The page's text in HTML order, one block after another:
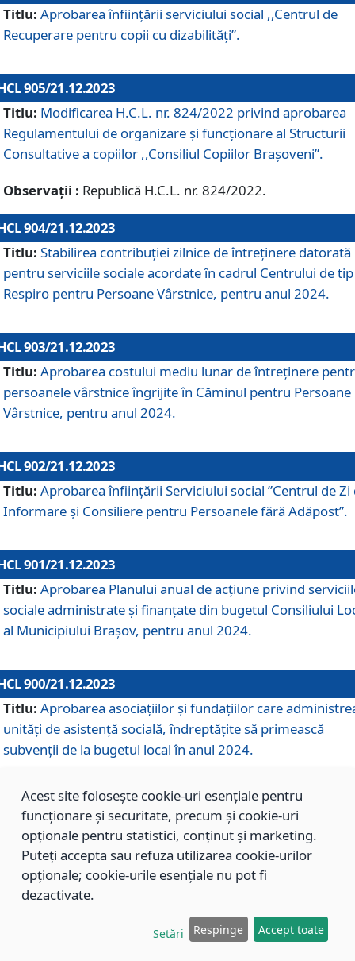
Titlu: Aprobarea înființării serviciului social ,,Centrul de
Recuperare pentru copii cu dizabilități”.
905/21.12.2023
Titlu: Modificarea H.C.L. nr. 824/2022 privind aprobarea
Regulamentului de organizare şi funcţionare al Structurii
Consultative a copiilor ,,Consiliul Copiilor Braşoveni”.
Observații : Republică H.C.L. nr. 824/2022.
904/21.12.2023
Titlu: Stabilirea contribuţiei zilnice de întreținere datorată
pentru serviciile sociale acordate în cadrul Centrului de tip
Respiro pentru Persoane Vârstnice, pentru anul 2024.
903/21.12.2023
Titlu: Aprobarea costului mediu lunar de întreţinere
persoanele vârstnice îngrijite în Căminul pentru Persoane
Vârstnice, pentru anul 2024.
902/21.12.2023
Titlu: Aprobarea înființării Serviciului social ”Centrul de Zi
Informare și Consiliere pentru Persoanele fără Adăpost”.
901/21.12.2023
Titlu: Aprobarea Planului anual de acțiune privind
sociale administrate și finanțate din bugetul Consiliului
al Municipiului Brașov, pentru anul 2024.
900/21.12.2023
Titlu: Aprobarea asociațiilor şi fundațiilor care
unități de asistenţă socială, îndreptăţite să primească
subvenţii de la bugetul local în anul 2024.
899/21.12.2023
Aprobarea standardelor de cost pentru serviciile
sociale furnizate în cadrul Direcției de Asistență Socială
Brașov, pentru anul 2024.
Modificarea Anexei la H.C.L. nr. 91 din 09.02.2018,
Acest site folosește cookie-uri esențiale pentru
funcționare și securitate, precum și cookie-uri
opționale pentru statistici, conținut și marketing.
Puteți accepta sau refuza utilizarea cookie-urilor
opționale; cookie-urile esențiale nu pot fi
dezactivate.
Setări Respinge Accept toate